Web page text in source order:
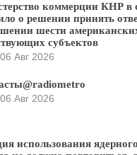
коммерции КНР в
о решении принять
шести
субъектов
06 Авг 2026
06 Авг 2026
использования